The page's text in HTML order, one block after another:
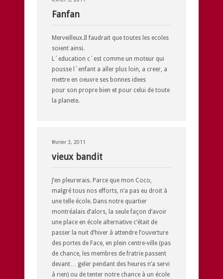
Fanfan
Merveilleux.Il faudrait que toutes les ecoles
soient ainsi.
L´education c´est comme un moteur qui
pousse l´enfant a aller plus loin, a creer, a
mettre en oeuvre ses bonnes idees
pour son propre bien et pour celui de toute
la planete.
février 3, 2011
vieux bandit
J’en pleurerais. Parce que mon Coco,
malgré tous nos efforts, n’a pas eu droit à
une telle école. Dans notre quartier
montréalais d’alors, la seule façon d’avoir
une place en école alternative c’était de
passer la nuit d’hiver à attendre l’ouverture
des portes de Face, en plein centre-ville (pas
de chance, les membres de fratrie passent
devant… geler pendant des heures n’a servi
à rien) ou de tenter notre chance à un école